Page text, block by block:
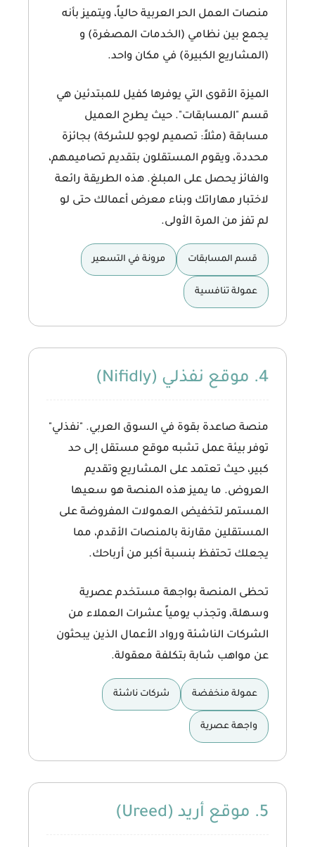
منصات العمل الحر العربية حالياً، ويتميز بأنه
يجمع بين نظامي (الخدمات المصغرة) و
(المشاريع الكبيرة) في مكان واحد.
الميزة الأقوى التي يوفرها كفيل للمبتدئين هي
قسم "المسابقات". حيث يطرح العميل
مسابقة (مثلاً: تصميم لوجو للشركة) بجائزة
محددة، ويقوم المستقلون بتقديم تصاميمهم،
والفائز يحصل على المبلغ. هذه الطريقة رائعة
لاختبار مهاراتك وبناء معرض أعمالك حتى لو
لم تفز من المرة الأولى.
قسم المسابقات مرونة في التسعير
عمولة تنافسية
4. موقع نفذلي (Nifidly)
منصة صاعدة بقوة في السوق العربي. "نفذلي"
توفر بيئة عمل تشبه موقع مستقل إلى حد
كبير، حيث تعتمد على المشاريع وتقديم
العروض. ما يميز هذه المنصة هو سعيها
المستمر لتخفيض العمولات المفروضة على
المستقلين مقارنة بالمنصات الأقدم، مما
يجعلك تحتفظ بنسبة أكبر من أرباحك.
تحظى المنصة بواجهة مستخدم عصرية
وسهلة، وتجذب يومياً عشرات العملاء من
الشركات الناشئة ورواد الأعمال الذين يبحثون
عن مواهب شابة بتكلفة معقولة.
عمولة منخفضة شركات ناشئة
واجهة عصرية
5. موقع أريد (Ureed)